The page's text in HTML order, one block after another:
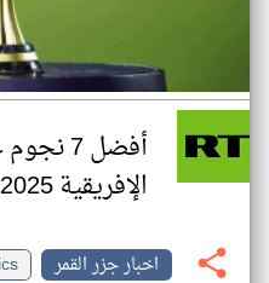
أفضل
الإفريقية 2025
اخبار جزر القمر